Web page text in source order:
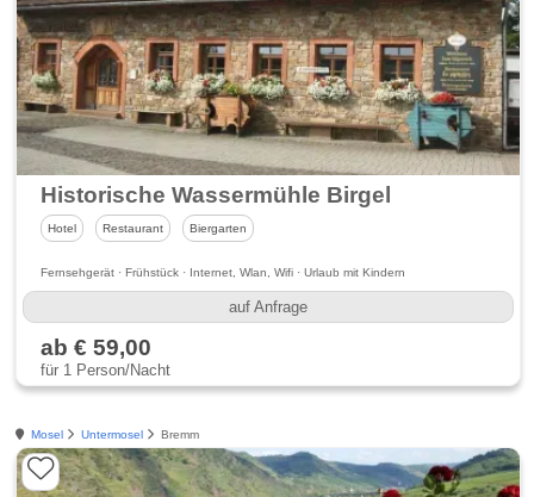
Historische Wassermühle Birgel
Hotel Restaurant Biergarten
Fernsehgerät · Frühstück · Internet, Wlan, Wifi · Urlaub mit Kindern
auf Anfrage
ab € 59,00
für 1 Person/Nacht
Mosel Untermosel Bremm